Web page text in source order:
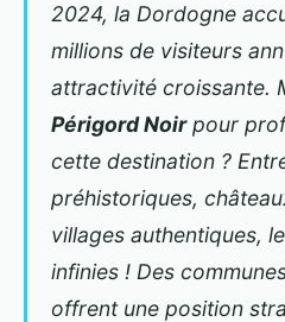
2024, la Dordogne
millions de visiteurs
attractivité croissante.
Périgord Noirpour
cette destination ?
préhistoriques,
villages authentiques,
infinies ! Des
offrent une position